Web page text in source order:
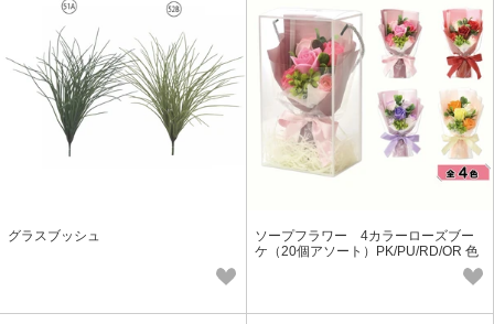
グラスブッシュ
ソープフラワー 4カラーローズブー
ケ（20個アソート）PK/PU/RD/OR 色